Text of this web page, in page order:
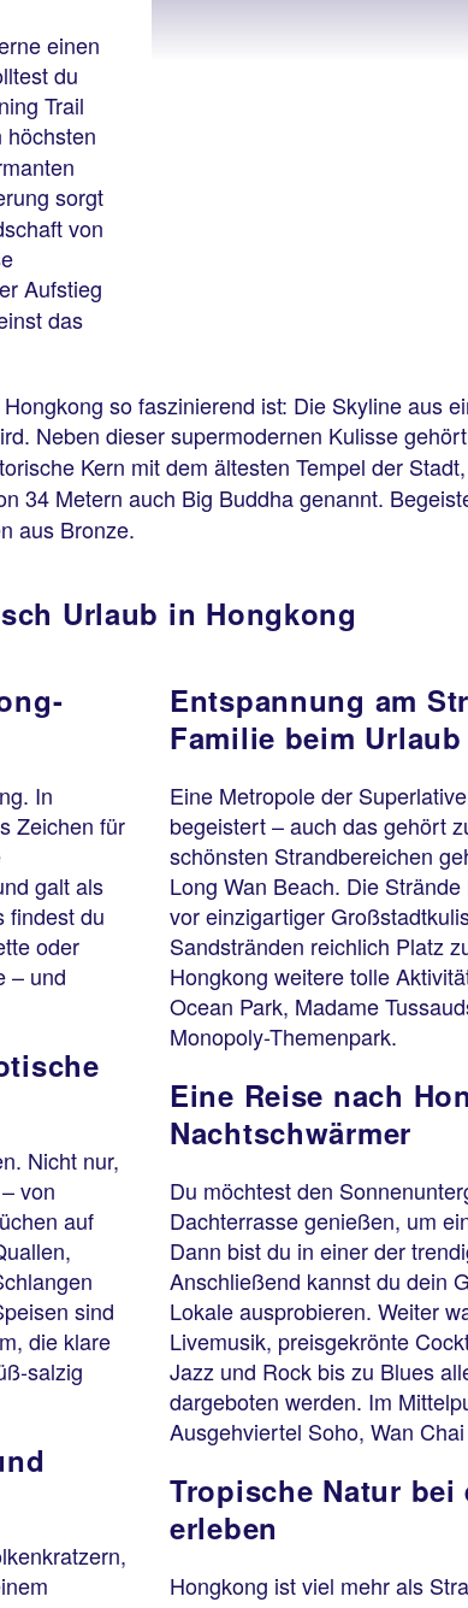
einen
du
Trail
höchsten
sorgt
von
Aufstieg
das
so faszinierend ist: Die Skyline aus
Neben dieser supermodernen Kulisse
Kern mit dem ältesten Tempel der
34 Metern auch Big Buddha genannt.
aus Bronze.
Urlaub in Hongkong
In
Zeichen für
galt als
findest du
oder
– und
Nicht nur,
von
auf
sind
die klare
salzig
Entspannung am
Familie beim
Eine Metropole der
begeistert – auch das gehört
schönsten Strandbereichen
Long Wan Beach. Die
vor einzigartiger
Sandstränden reichlich Platz
Hongkong weitere tolle
Ocean Park, Madame
Monopoly-Themenpark.
Eine Reise nach
Nachtschwärmer
Du möchtest den
Dachterrasse genießen, um
Dann bist du in einer der
Anschließend kannst du dein
Lokale ausprobieren. Weiter
Livemusik, preisgekrönte
Jazz und Rock bis zu Blues
dargeboten werden. Im
Ausgehviertel Soho, Wan
Tropische Natur
erleben
Hongkong ist viel mehr als